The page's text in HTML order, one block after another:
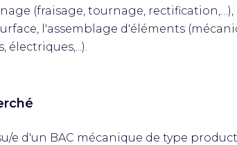
(fraisage, tournage,
l'assemblage d'éléments
électriques,...).
e d'un BAC mécanique de type